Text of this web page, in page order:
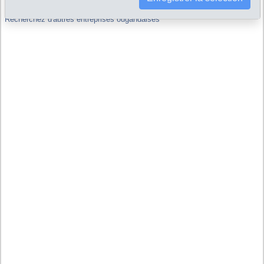
Recherchez d'autres entreprises ougandaises